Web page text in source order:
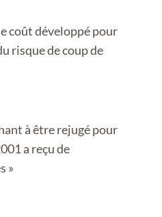
coût développé pour
risque de coup de
à être rejugé pour
a reçu de
»